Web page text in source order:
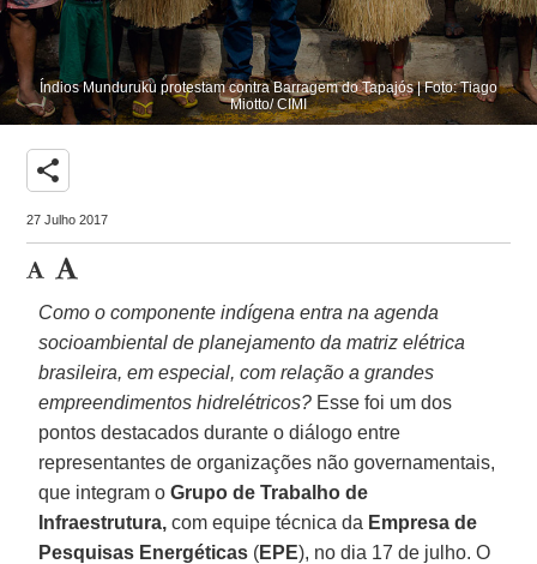
Índios Munduruku protestam contra Barragem do Tapajós | Foto: Tiago
Miotto/ CIMI
share
27 Julho 2017
Como o componente indígena entra na agenda
socioambiental de planejamento da matriz elétrica
brasileira, em especial, com relação a grandes
empreendimentos hidrelétricos? Esse foi um dos
pontos destacados durante o diálogo entre
representantes de organizações não governamentais,
que integram oGrupo de Trabalho de
Infraestrutura, com equipe técnica da Empresa de
Pesquisas Energéticas (EPE), no dia 17 de julho. O